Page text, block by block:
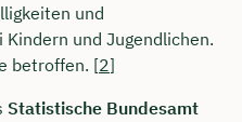
und
und Jugendlichen.
betroffen. [2]
Statistische Bundesamt